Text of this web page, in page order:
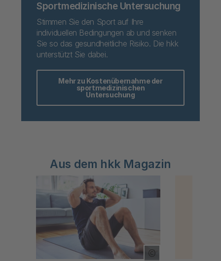
Sportmedizinische Untersuchung
Stimmen Sie den Sport auf Ihre
individuellen Bedingungen ab und senken
Sie so das gesundheitliche Risiko. Die hkk
unterstützt Sie dabei.
Mehr zu Kostenübernahme der
sportmedizinischen
Untersuchung
Aus dem hkk Magazin
Copyright Tooltip